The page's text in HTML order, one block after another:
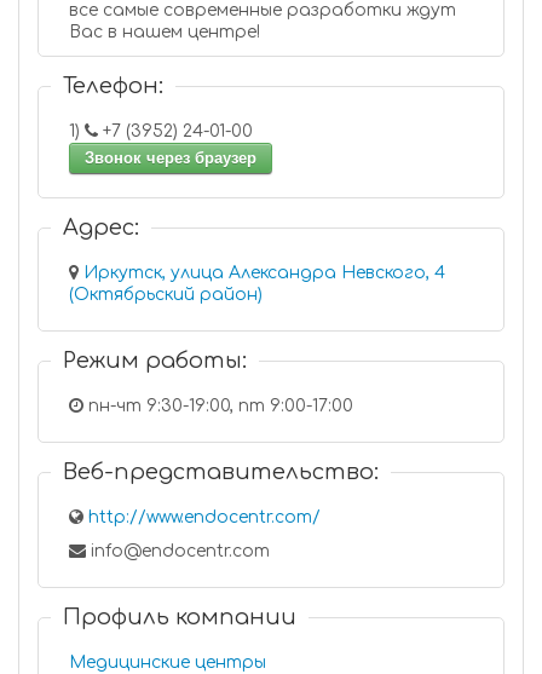
все самые современные разработки ждут
Вас в нашем центре!
Телефон:
1)
+7 (3952) 24-01-00
Звонок через браузер
Адрес:
Иркутск, улица Александра Невского, 4
(Октябрьский район)
Режим работы:
пн-чт 9:30-19:00, пт 9:00-17:00
Веб-представительство:
http://www.endocentr.com/
info@endocentr.com
Профиль компании
Медицинские центры